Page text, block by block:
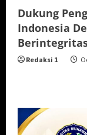
Dukung
Indonesia
Redaksi 1